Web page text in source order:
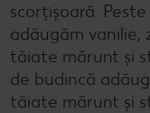
scorțișoară.
adăugăm vanilie,
tăiate mărunt și
de budincă
tăiate mărunt și